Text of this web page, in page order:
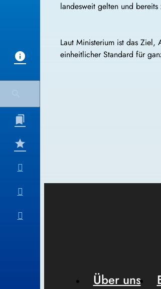
landesweit gelten und
Laut Ministerium ist das
einheitlicher Standard für
Über uns